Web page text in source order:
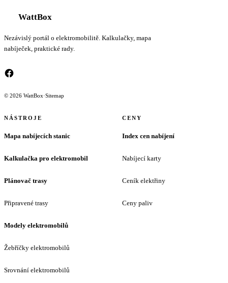
WattBox
Nezávislý portál o elektromobilitě. Kalkulačky, mapa
nabíječek, praktické rady.
© 2026 WattBox·Sitemap
NÁSTROJE
Mapa nabíjecích stanic
Kalkulačka pro elektromobil
Plánovač trasy
Připravené trasy
Modely elektromobilů
Žebříčky elektromobilů
Srovnání elektromobilů
CENY
Index cen nabíjení
Nabíjecí karty
Ceník elektřiny
Ceny paliv